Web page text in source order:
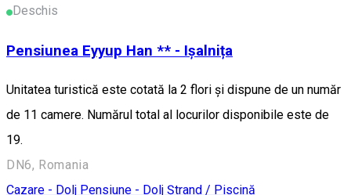
Deschis
Pensiunea Eyyup Han ** - Ișalnița
Unitatea turistică este cotată la 2 flori și dispune de un număr
de 11 camere. Numărul total al locurilor disponibile este de
19.
DN6, Romania
Cazare - Dolj Pensiune - Dolj Ștrand / Piscină